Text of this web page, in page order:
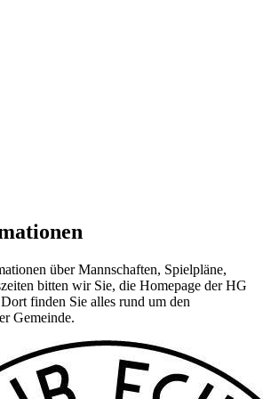
über Mannschaften, Spielpläne,
bitten wir Sie, die Homepage der HG
finden Sie alles rund um den
Gemeinde.